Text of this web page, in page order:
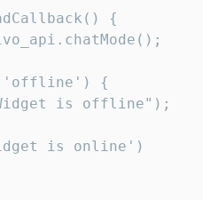
{
{
is offline");
is online')